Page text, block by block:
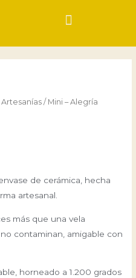
/ Mini – Alegría
de cerámica, hecha
artesanal.
más que una vela
contaminan, amigable con
horneado a 1.200 grados